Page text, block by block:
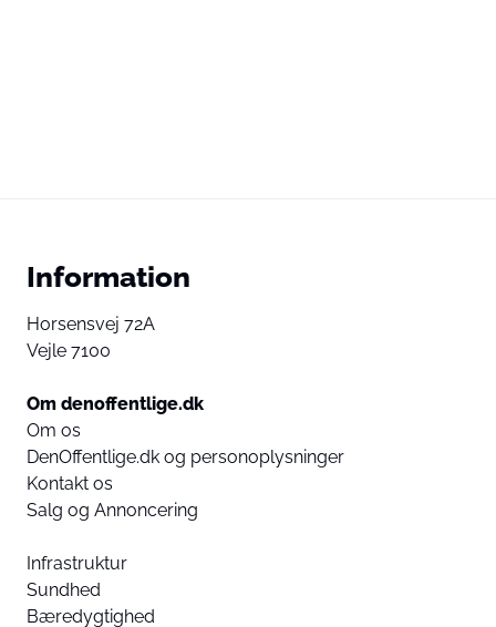
Information
Horsensvej 72A
Vejle 7100
Om denoffentlige.dk
Om os
DenOffentlige.dk og personoplysninger
Kontakt os
Salg og Annoncering
Infrastruktur
Sundhed
Bæredygtighed